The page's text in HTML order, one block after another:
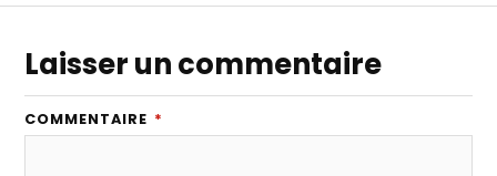
Laisser un commentaire
COMMENTAIRE *